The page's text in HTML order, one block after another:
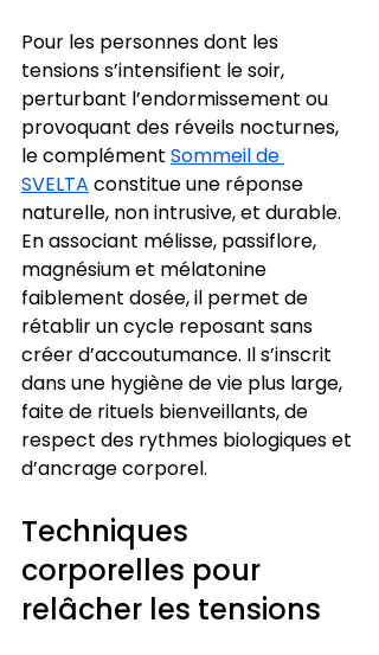
Pour les personnes dont les
tensions s’intensifient le soir,
perturbant l’endormissement ou
provoquant des réveils nocturnes,
le complément Sommeil de
SVELTA constitue une réponse
naturelle, non intrusive, et durable.
En associant mélisse, passiflore,
magnésium et mélatonine
faiblement dosée, il permet de
rétablir un cycle reposant sans
créer d’accoutumance. Il s’inscrit
dans une hygiène de vie plus large,
faite de rituels bienveillants, de
respect des rythmes biologiques et
d’ancrage corporel.
Techniques
corporelles pour
relâcher les tensions